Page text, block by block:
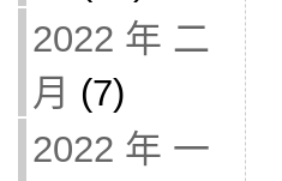
2022 年 二
月 (7)
2022 年 一